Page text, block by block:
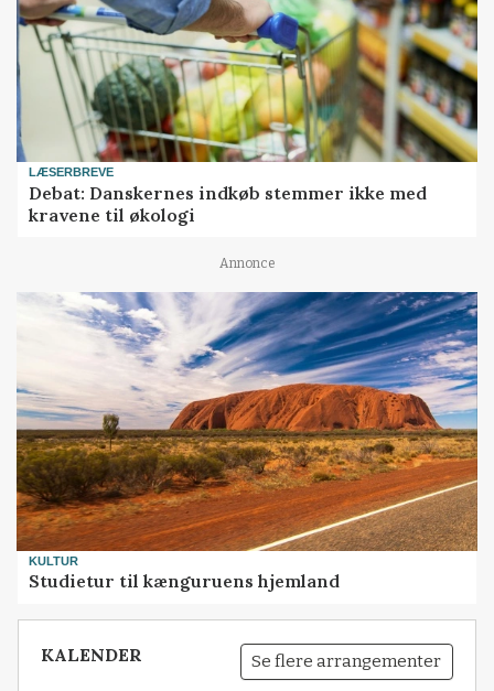
LÆSERBREVE
Debat: Danskernes indkøb stemmer ikke med
kravene til økologi
Annonce
KULTUR
Studietur til kænguruens hjemland
KALENDER Se flere arrangementer